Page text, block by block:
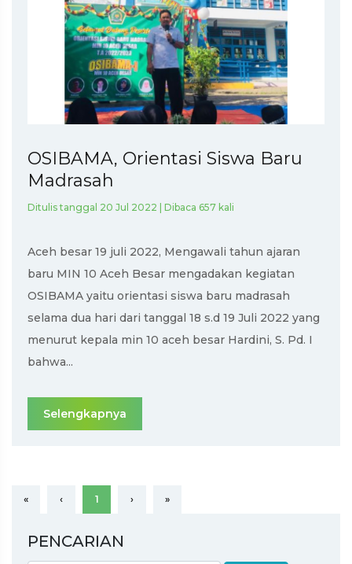
OSIBAMA, Orientasi Siswa Baru
Madrasah
Ditulis tanggal 20 Jul 2022 | Dibaca 657 kali
Aceh besar 19 juli 2022, Mengawali tahun ajaran
baru MIN 10 Aceh Besar mengadakan kegiatan
OSIBAMA yaitu orientasi siswa baru madrasah
selama dua hari dari tanggal 18 s.d 19 Juli 2022 yang
menurut kepala min 10 aceh besar Hardini, S. Pd. I
bahwa...
Selengkapnya
« ‹ 1 › »
PENCARIAN